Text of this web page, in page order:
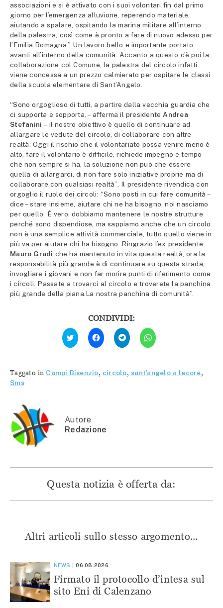
associazioni e si è attivato con i suoi volontari fin dal primo
giorno per l’emergenza alluvione, reperendo materiale,
aiutando a spalare, ospitando la marina militare all’interno
della palestra, così come è pronto a fare di nuovo adesso per
l’Emilia Romagna.” Un lavoro bello e importante portato
avanti all’interno della comunità. Accanto a questo c’è poi la
collaborazione col Comune, la palestra del circolo infatti
viene concessa a un prezzo calmierato per ospitare le classi
della scuola elementare di Sant’Angelo.
“Sono orgoglioso di tutti, a partire dalla vecchia guardia che
ci supporta e sopporta, – afferma il presidente Andrea
Stefanini– il nostro obiettivo è quello di continuare ad
allargare le vedute del circolo, di collaborare con altre
realtà. Oggi il rischio che il volontariato possa venire meno è
alto, fare il volontario è difficile, richiede impegno e tempo
che non sempre si ha, la soluzione non può che essere
quella di allargarci, di non fare solo iniziative proprie ma di
collaborare con qualsiasi realtà”. Il presidente rivendica con
orgoglio il ruolo dei circoli: “Sono posti in cui fare comunità –
dice – stare insieme, aiutare chi ne ha bisogno, noi nasciamo
per quello. È vero, dobbiamo mantenere le nostre strutture
perché sono dispendiose, ma sappiamo anche che un circolo
non è una semplice attività commerciale, tutto quello viene in
più va per aiutare chi ha bisogno. Ringrazio l’ex presidente
Mauro Gradi che ha mantenuto in vita questa realtà, ora la
responsabilità più grande è di continuare su questa strada,
invogliare i giovani e non far morire punti di riferimento come
i circoli. Passate a trovarci al circolo e troverete la panchina
più grande della piana.La nostra panchina di comunità”.
CONDIVIDI:
Fai
clic
qui
Twitter
(Si
Fai
clic
per
condividere
(Si
apre
Fai
clic
per
condividere
(Si
apre
Fai
clic
per
(Si
apre
Taggato in Campi Bisenzio, circolo, sant'angelo a lecore,
Sms
Autore
Redazione
Questa notizia è offerta da:
Altri articoli sullo stesso argomento...
NEWS 06.08.2026
Firmato il protocollo d’intesa sul
sito Eni di Calenzano